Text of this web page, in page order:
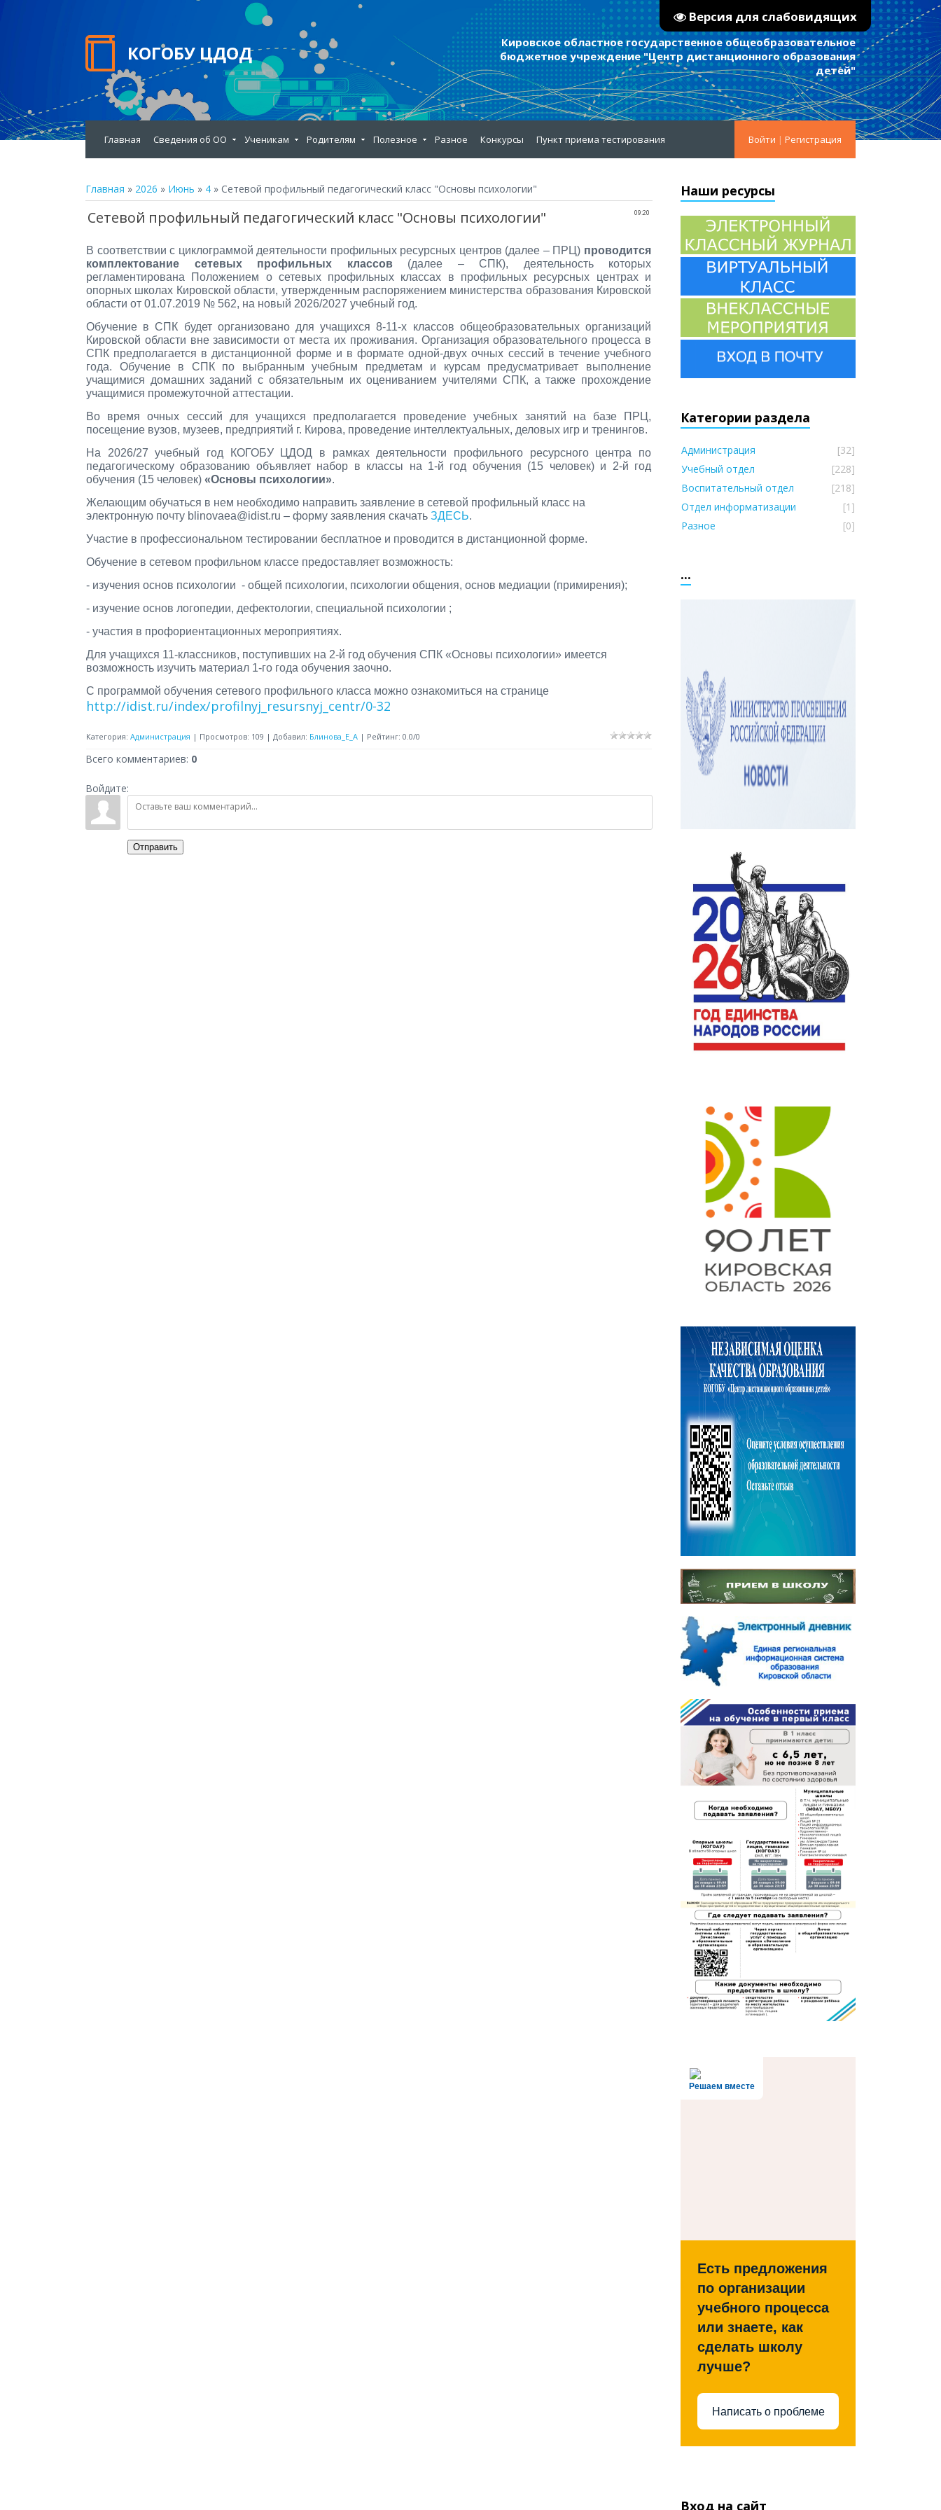
Версия для слабовидящих
КОГОБУ ЦДОД
Кировское областное государственное общеобразовательное
бюджетное учреждение "Центр дистанционного образования
детей"
Войти | Регистрация
Главная Сведения об ОО Ученикам Родителям Полезное Разное Конкурсы Пункт приема тестирования
Главная » 2026 » Июнь » 4 » Сетевой профильный педагогический класс "Основы психологии"
09:20
Сетевой профильный педагогический класс "Основы психологии"
В соответствии с циклограммой деятельности профильных ресурсных центров (далее – ПРЦ) проводится
комплектование сетевых профильных классов(далее – СПК), деятельность которых
регламентирована Положением о сетевых профильных классах в профильных ресурсных центрах и
опорных школах Кировской области, утвержденным распоряжением министерства образования Кировской
области от 01.07.2019 № 562, на новый 2026/2027 учебный год.
Обучение в СПК будет организовано для учащихся 8-11-х классов общеобразовательных организаций
Кировской области вне зависимости от места их проживания. Организация образовательного процесса в
СПК предполагается в дистанционной форме и в формате одной-двух очных сессий в течение учебного
года. Обучение в СПК по выбранным учебным предметам и курсам предусматривает выполнение
учащимися домашних заданий с обязательным их оцениванием учителями СПК, а также прохождение
учащимися промежуточной аттестации.
Во время очных сессий для учащихся предполагается проведение учебных занятий на базе ПРЦ,
посещение вузов, музеев, предприятий г. Кирова, проведение интеллектуальных, деловых игр и тренингов.
На 2026/27 учебный год КОГОБУ ЦДОД в рамках деятельности профильного ресурсного центра по
педагогическому образованию объявляет набор в классы на 1-й год обучения (15 человек) и 2-й год
обучения (15 человек) «Основы психологии».
Желающим обучаться в нем необходимо направить заявление в сетевой профильный класс на
электронную почту blinovaea@idist.ru – форму заявления скачать ЗДЕСЬ.
Участие в профессиональном тестировании бесплатное и проводится в дистанционной форме.
Обучение в сетевом профильном классе предоставляет возможность:
- изучения основ психологии - общей психологии, психологии общения, основ медиации (примирения);
- изучение основ логопедии, дефектологии, специальной психологии ;
- участия в профориентационных мероприятиях.
Для учащихся 11-классников, поступивших на 2-й год обучения СПК «Основы психологии» имеется
возможность изучить материал 1-го года обучения заочно.
С программой обучения сетевого профильного класса можно ознакомиться на странице
http://idist.ru/index/profilnyj_resursnyj_centr/0-32
Категория: Администрация | Просмотров: 109 | Добавил: Блинова_Е_А | Рейтинг: 0.0/0
Всего комментариев: 0
Войдите:
Отправить
Наши ресурсы
Категории раздела
Администрация
[32]
Учебный отдел
[228]
Воспитательный отдел
[218]
Отдел информатизации
[1]
Разное
[0]
...
Решаем вместе
Есть предложения
по организации
учебного процесса
или знаете, как
сделать школу
лучше?
Написать о проблеме
Вход на сайт